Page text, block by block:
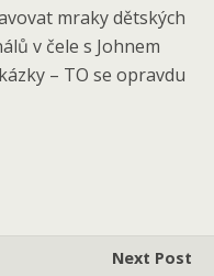
mraky dětských
v čele s Johnem
– TO se opravdu
Next Post